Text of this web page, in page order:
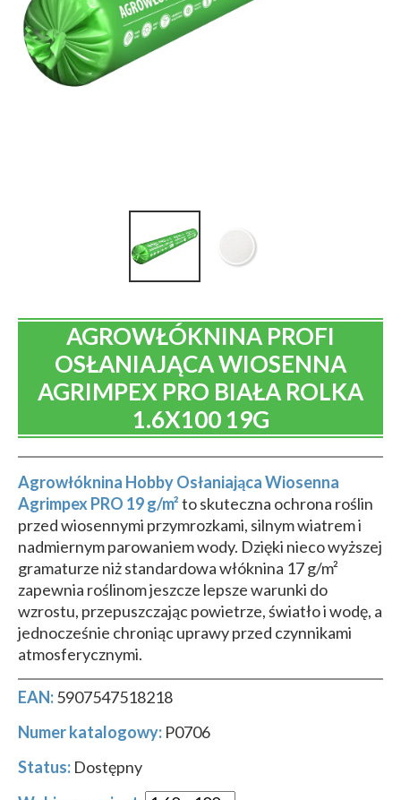
AGROWŁÓKNINA PROFI
OSŁANIAJĄCA WIOSENNA
AGRIMPEX PRO BIAŁA ROLKA
1.6X100 19G
Agrowłóknina Hobby Osłaniająca Wiosenna
Agrimpex PRO 19 g/m²to skuteczna ochrona roślin
przed wiosennymi przymrozkami, silnym wiatrem i
nadmiernym parowaniem wody. Dzięki nieco wyższej
gramaturze niż standardowa włóknina 17 g/m²
zapewnia roślinom jeszcze lepsze warunki do
wzrostu, przepuszczając powietrze, światło i wodę, a
jednocześnie chroniąc uprawy przed czynnikami
atmosferycznymi.
EAN:5907547518218
Numer katalogowy: P0706
Status: Dostępny